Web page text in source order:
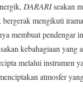
DARARIseakan
bergerak mengikuti
membuat pendengar
kebahagiaan yang
melalui instrumen
atmosfer